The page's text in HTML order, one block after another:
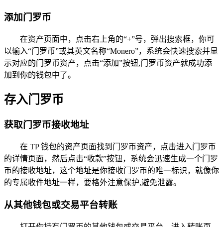
添加门罗币
在资产页面中，点击右上角的“+”号，弹出搜索框，你可
以输入“门罗币”或其英文名称“Monero”，系统会快速搜索并显
示对应的门罗币资产，点击“添加”按钮,门罗币资产就成功添
加到你的钱包中了。
存入门罗币
获取门罗币接收地址
在 TP 钱包的资产页面找到门罗币资产，点击进入门罗币
的详情页面，然后点击“收款”按钮，系统会迅速生成一个门罗
币的接收地址，这个地址是你接收门罗币的唯一标识，就像你
的专属收件地址一样，要格外注意保护,避免泄露。
从其他钱包或交易平台转账